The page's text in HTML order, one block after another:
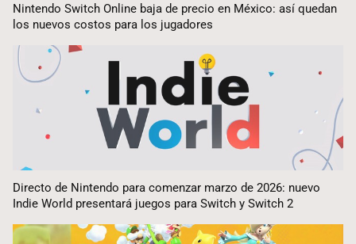
Nintendo Switch Online baja de precio en México: así quedan
los nuevos costos para los jugadores
Directo de Nintendo para comenzar marzo de 2026: nuevo
Indie World presentará juegos para Switch y Switch 2